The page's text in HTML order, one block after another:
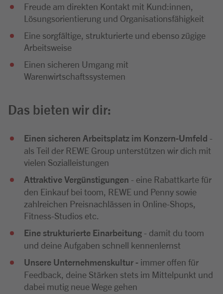
Freude am direkten Kontakt mit Kund:innen,
Lösungsorientierung und Organisationsfähigkeit
Eine sorgfältige, strukturierte und ebenso zügige
Arbeitsweise
Einen sicheren Umgang mit
Warenwirtschaftssystemen
Das bieten wir dir:
Einen sicheren Arbeitsplatz im Konzern-Umfeld -
als Teil der REWE Group unterstützen wir dich mit
vielen Sozialleistungen
Attraktive Vergünstigungen - eine Rabattkarte für
den Einkauf bei toom, REWE und Penny sowie
zahlreichen Preisnachlässen in Online-Shops,
Fitness-Studios etc.
Eine strukturierte Einarbeitung - damit du toom
und deine Aufgaben schnell kennenlernst
Unsere Unternehmenskultur - immer offen für
Feedback, deine Stärken stets im Mittelpunkt und
dabei mutig neue Wege gehen